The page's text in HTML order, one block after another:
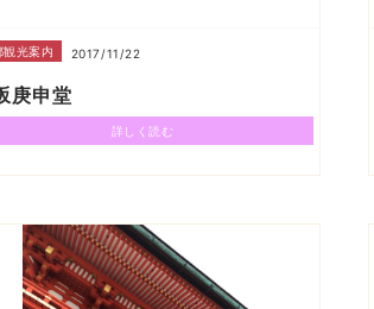
観光案内 2017/11/22
庚申堂
詳しく読む